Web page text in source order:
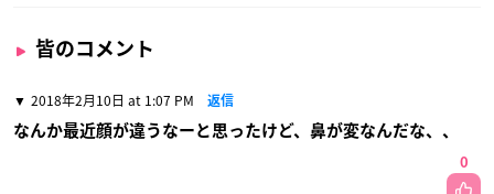
皆のコメント
2018年2月10日 at 1:07 PM 返信
なんか最近顔が違うなーと思ったけど、鼻が変なんだな、、
0